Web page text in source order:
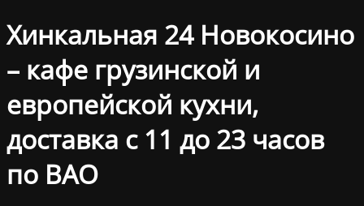
Хинкальная 24 Новокосино
– кафе грузинской и
европейской кухни,
доставка с 11 до 23 часов
по ВАО